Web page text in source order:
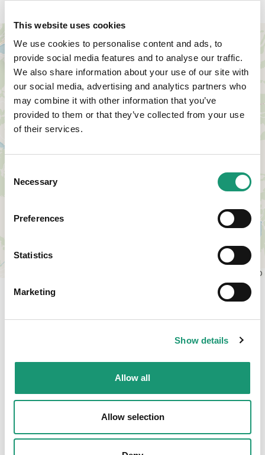
This website uses cookies
We use cookies to personalise content and ads, to
provide social media features and to analyse our traffic.
We also share information about your use of our site with
our social media, advertising and analytics partners who
may combine it with other information that you’ve
provided to them or that they’ve collected from your use
of their services.
Selection
Necessary
Preferences
Statistics
Marketing
Show details
Allow all
Allow selection
+
−
© OpenStreetMap contributors, © CARTO